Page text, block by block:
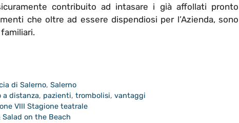
contribuito ad intasare i già affollati pronto
che oltre ad essere dispendiosi per l’Azienda, sono
di Salerno,Salerno
a distanza, pazienti,trombolisi,vantaggi
VIII Stagione teatrale
on the Beach